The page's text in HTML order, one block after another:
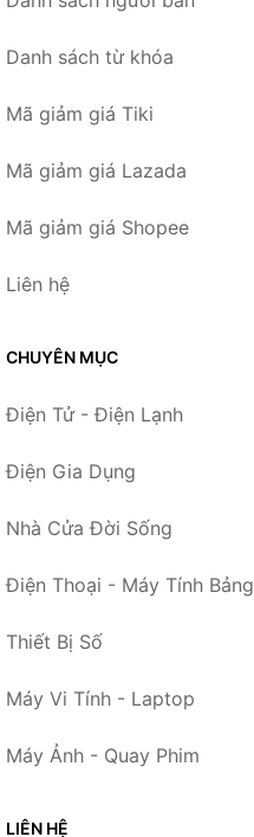
Danh sách từ khóa
Mã giảm giá Tiki
Mã giảm giá Lazada
Mã giảm giá Shopee
Liên hệ
CHUYÊN MỤC
Điện Tử - Điện Lạnh
Điện Gia Dụng
Nhà Cửa Đời Sống
Điện Thoại - Máy Tính Bảng
Thiết Bị Số
Máy Vi Tính - Laptop
Máy Ảnh - Quay Phim
LIÊN HỆ